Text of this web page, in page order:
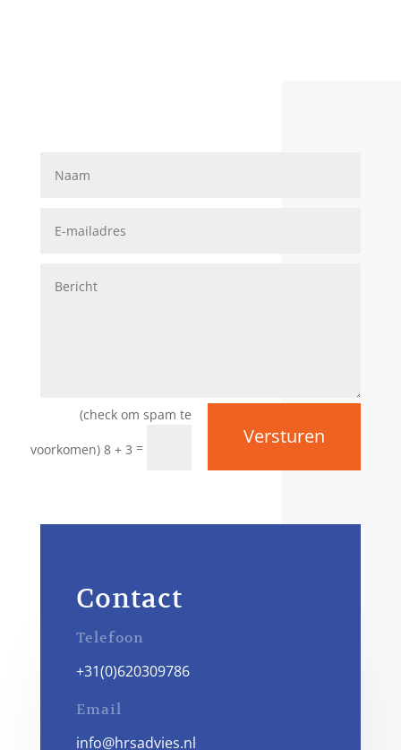
8 + 3 = Versturen
Contact
Telefoon
+31(0)620309786
Email
info@hrsadvies.nl